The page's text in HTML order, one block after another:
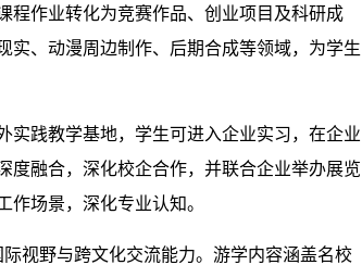
程作业转化为竞赛作品、创业项目及科研成
实、动漫周边制作、后期合成等领域，为学生
实践教学基地，学生可进入企业实习，在企业
度融合，深化校企合作，并联合企业举办展览
场景，深化专业认知。
视野与跨文化交流能力。游学内容涵盖名校